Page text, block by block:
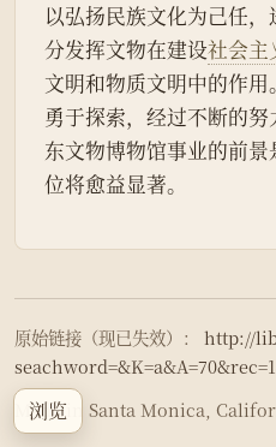
浏览
以弘扬民族文化为己任
分发挥文物在建设社会主
文明和物质文明中的作用
勇于探索，经过不断的努
东文物博物馆事业的前
位将愈益显著。
原始链接（现已失效）：
http://
Made in Santa Monica,